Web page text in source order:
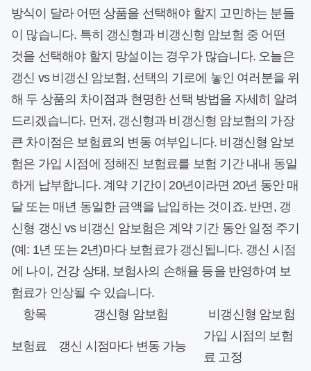
방식이 달라 어떤 상품을 선택해야 할지 고민하는 분들
이 많습니다. 특히 갱신형과 비갱신형 암보험 중 어떤
것을 선택해야 할지 망설이는 경우가 많습니다. 오늘은
갱신 vs 비갱신 암보험, 선택의 기로에 놓인 여러분을 위
해 두 상품의 차이점과 현명한 선택 방법을 자세히 알려
드리겠습니다. 먼저, 갱신형과 비갱신형 암보험의 가장
큰 차이점은 보험료의 변동 여부입니다. 비갱신형 암보
험은 가입 시점에 정해진 보험료를 보험 기간 내내 동일
하게 납부합니다. 계약 기간이 20년이라면 20년 동안 매
달 또는 매년 동일한 금액을 납입하는 것이죠. 반면, 갱
신형 갱신 vs 비갱신 암보험은 계약 기간 동안 일정 주기
(예: 1년 또는 2년)마다 보험료가 갱신됩니다. 갱신 시점
에 나이, 건강 상태, 보험사의 손해율 등을 반영하여 보
험료가 인상될 수 있습니다.
항목
갱신형 암보험 비갱신형 암보험
보험료 갱신 시점마다 변동 가능
가입 시점의 보험
료 고정